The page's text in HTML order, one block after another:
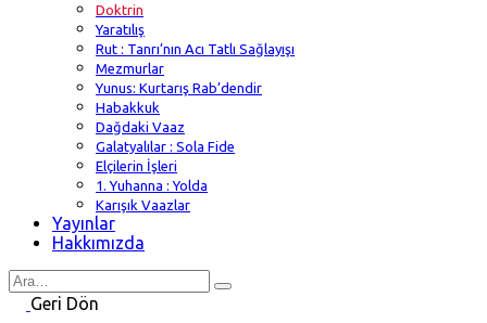
Doktrin
Yaratılış
Rut : Tanrı’nın Acı Tatlı Sağlayışı
Mezmurlar
Yunus: Kurtarış Rab’dendir
Habakkuk
Dağdaki Vaaz
Galatyalılar : Sola Fide
Elçilerin İşleri
1. Yuhanna : Yolda
Karışık Vaazlar
Yayınlar
Hakkımızda
Search
forGeri Dön